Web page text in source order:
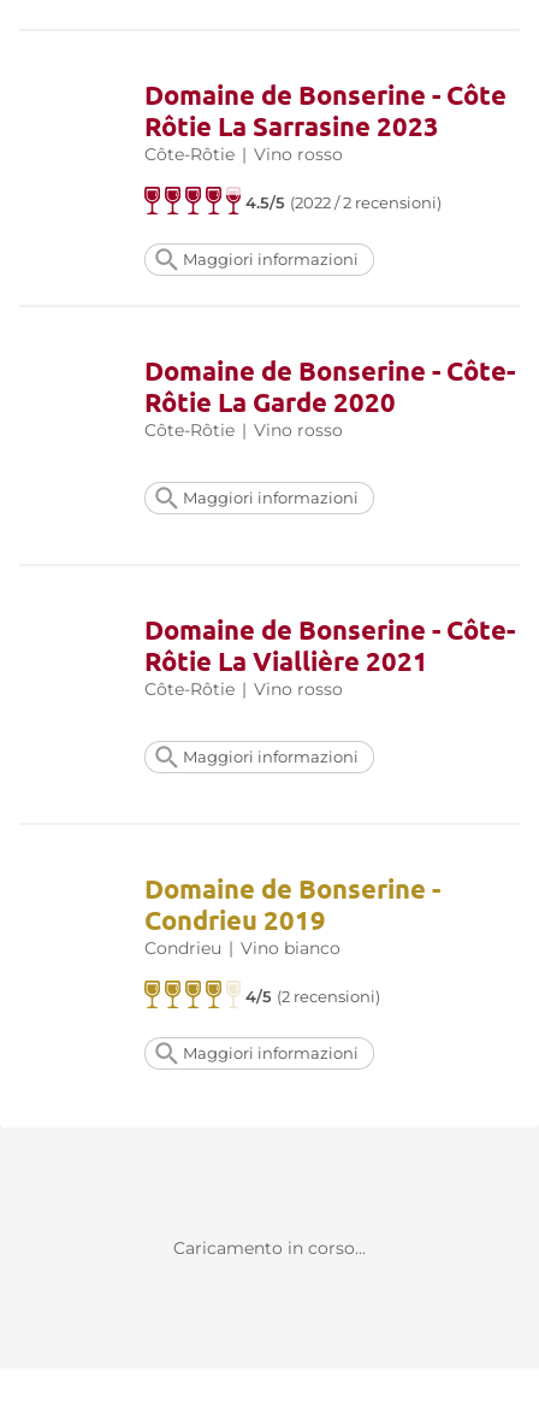
Domaine de Bonserine - Côte
Rôtie La Sarrasine 2023
Côte-Rôtie | Vino rosso
4.5/5 (2022 / 2 recensioni)
Maggiori informazioni
Domaine de Bonserine - Côte-
Rôtie La Garde 2020
Côte-Rôtie | Vino rosso
Maggiori informazioni
Domaine de Bonserine - Côte-
Rôtie La Viallière 2021
Côte-Rôtie | Vino rosso
Maggiori informazioni
Domaine de Bonserine -
Condrieu 2019
Condrieu | Vino bianco
4/5 (2 recensioni)
Maggiori informazioni
Caricamento in corso...